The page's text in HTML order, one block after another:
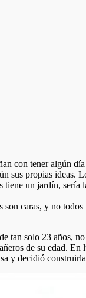
con tener algún
sus propias ideas.
tiene un jardín, sería
son caras, y no
tan solo 23 años,
de su edad. En
y decidió